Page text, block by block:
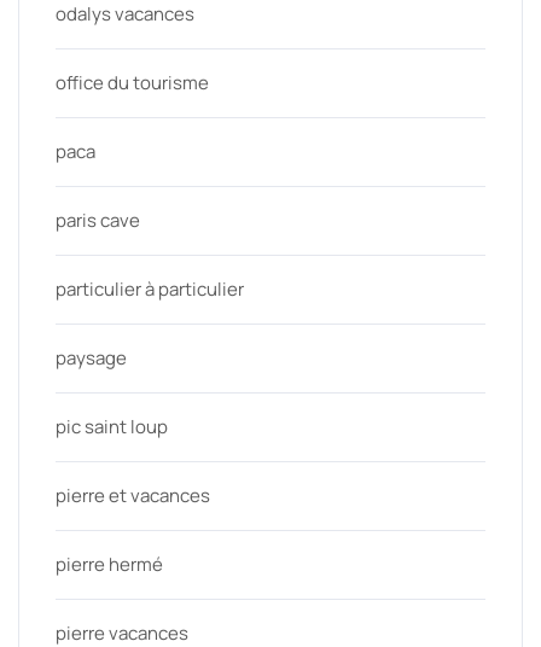
odalys vacances
office du tourisme
paca
paris cave
particulier à particulier
paysage
pic saint loup
pierre et vacances
pierre hermé
pierre vacances